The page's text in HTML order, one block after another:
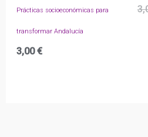
Prácticas socioeconómicas para
transformar Andalucía
3,00€